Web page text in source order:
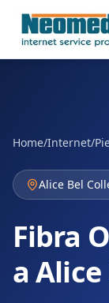
Home/Internet/
Alice Bel
Fibra
a Alice